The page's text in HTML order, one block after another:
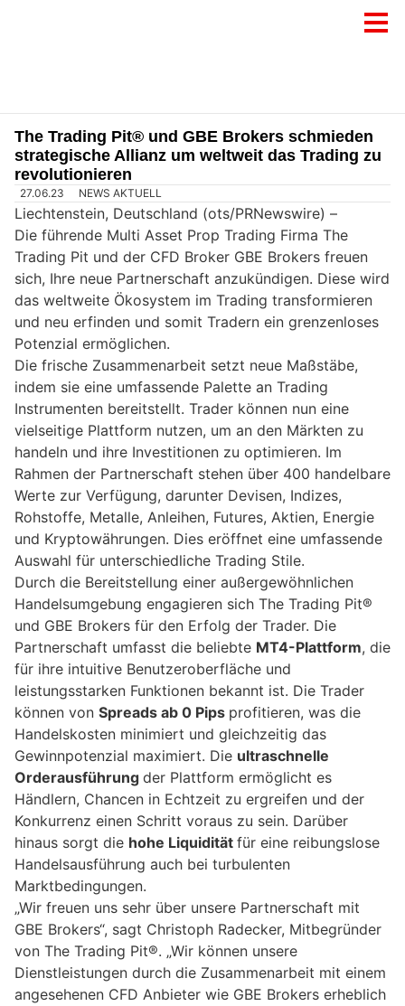
The Trading Pit® und GBE Brokers schmieden
strategische Allianz um weltweit das Trading zu
revolutionieren
27.06.23 NEWS AKTUELL
Liechtenstein, Deutschland (ots/PRNewswire) –
Die führende Multi Asset Prop Trading Firma The
Trading Pit und der CFD Broker GBE Brokers freuen
sich, Ihre neue Partnerschaft anzukündigen. Diese wird
das weltweite Ökosystem im Trading transformieren
und neu erfinden und somit Tradern ein grenzenloses
Potenzial ermöglichen.
Die frische Zusammenarbeit setzt neue Maßstäbe,
indem sie eine umfassende Palette an Trading
Instrumenten bereitstellt. Trader können nun eine
vielseitige Plattform nutzen, um an den Märkten zu
handeln und ihre Investitionen zu optimieren. Im
Rahmen der Partnerschaft stehen über 400 handelbare
Werte zur Verfügung, darunter Devisen, Indizes,
Rohstoffe, Metalle, Anleihen, Futures, Aktien, Energie
und Kryptowährungen. Dies eröffnet eine umfassende
Auswahl für unterschiedliche Trading Stile.
Durch die Bereitstellung einer außergewöhnlichen
Handelsumgebung engagieren sich The Trading Pit®
und GBE Brokers für den Erfolg der Trader. Die
Partnerschaft umfasst die beliebte MT4-Plattform, die
für ihre intuitive Benutzeroberfläche und
leistungsstarken Funktionen bekannt ist. Die Trader
können von Spreads ab 0 Pips profitieren, was die
Handelskosten minimiert und gleichzeitig das
Gewinnpotenzial maximiert. Die ultraschnelle
Orderausführung der Plattform ermöglicht es
Händlern, Chancen in Echtzeit zu ergreifen und der
Konkurrenz einen Schritt voraus zu sein. Darüber
hinaus sorgt die hohe Liquidität für eine reibungslose
Handelsausführung auch bei turbulenten
Marktbedingungen.
„Wir freuen uns sehr über unsere Partnerschaft mit
GBE Brokers“, sagt Christoph Radecker, Mitbegründer
von The Trading Pit®. „Wir können unsere
Dienstleistungen durch die Zusammenarbeit mit einem
angesehenen CFD Anbieter wie GBE Brokers erheblich